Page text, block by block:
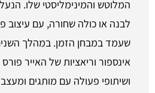
המלוטש והמינימליסטי שלו.
לבנה או כולה שחורה, עם עיצוב
שעמד במבחן הזמן. במהלך
ושיתופי פעולה עם מותגים